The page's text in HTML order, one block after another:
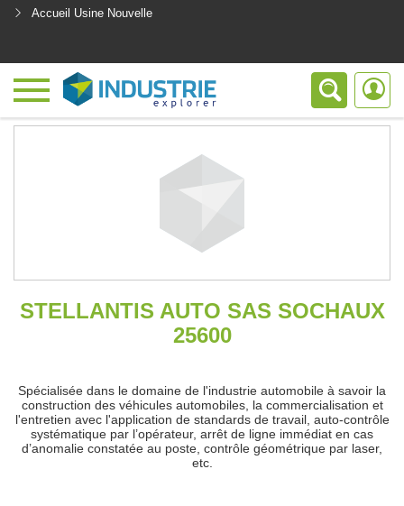
Accueil Usine Nouvelle
STELLANTIS AUTO SAS SOCHAUX
25600
Spécialisée dans le domaine de l'industrie automobile à savoir la
construction des véhicules automobiles, la commercialisation et
l'entretien avec l'application de standards de travail, auto-contrôle
systématique par l’opérateur, arrêt de ligne immédiat en cas
d’anomalie constatée au poste, contrôle géométrique par laser,
etc.